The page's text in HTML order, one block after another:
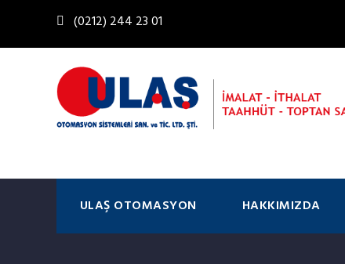
(0212) 244 23 01
ULAŞ OTOMASYON HAKKIMIZDA